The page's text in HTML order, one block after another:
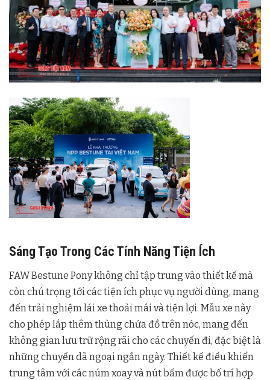
Sáng Tạo Trong Các Tính Năng Tiện Ích
FAW Bestune Pony không chỉ tập trung vào thiết kế mà
còn chú trọng tới các tiện ích phục vụ người dùng, mang
đến trải nghiệm lái xe thoải mái và tiện lợi. Mẫu xe này
cho phép lắp thêm thùng chứa đồ trên nóc, mang đến
không gian lưu trữ rộng rãi cho các chuyến đi, đặc biệt là
những chuyến dã ngoại ngắn ngày. Thiết kế điều khiển
trung tâm với các núm xoay và nút bấm được bố trí hợp